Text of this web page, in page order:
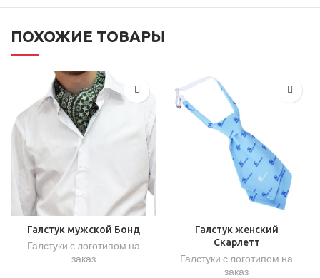
ПОХОЖИЕ ТОВАРЫ
Галстук мужской Бонд
Галстуки с логотипом на
заказ
Галстук женский
Скарлетт
Галстуки с логотипом на
заказ